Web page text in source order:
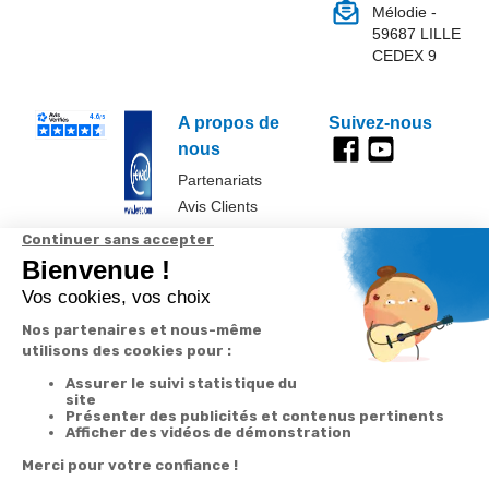
A propos de
nous
Partenariats
Avis Clients
Mélodie -
59687 LILLE
CEDEX 9
Suivez-nous
Données
personnelles et
Paramétrer
les cookies
Conditions
générales de